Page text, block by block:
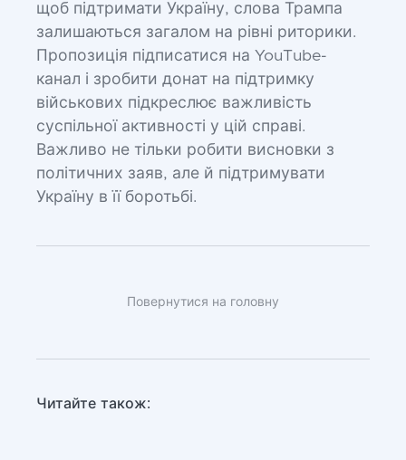
щоб підтримати Україну, слова Трампа
залишаються загалом на рівні риторики.
Пропозиція підписатися на YouTube-
канал і зробити донат на підтримку
військових підкреслює важливість
суспільної активності у цій справі.
Важливо не тільки робити висновки з
політичних заяв, але й підтримувати
Україну в її боротьбі.
Повернутися на головну
Читайте також: